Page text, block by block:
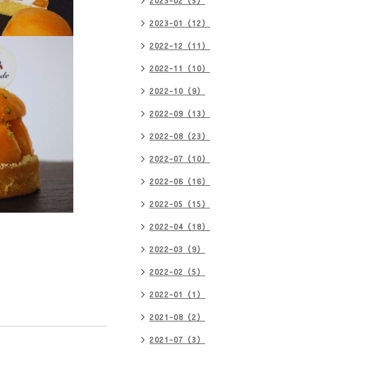
2023-01（12）
2022-12（11）
2022-11（10）
2022-10（9）
2022-09（13）
2022-08（23）
2022-07（10）
2022-06（16）
2022-05（15）
2022-04（18）
2022-03（9）
2022-02（5）
2022-01（1）
2021-08（2）
2021-07（3）